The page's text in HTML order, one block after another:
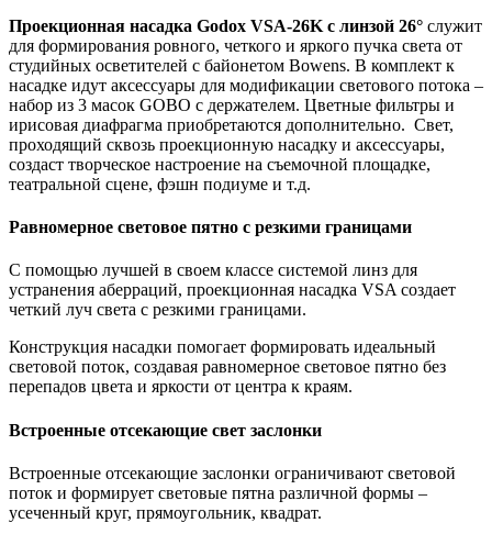
Проекционная насадка Godox VSA-26K с линзой 26° служит
для формирования ровного, четкого и яркого пучка света от
студийных осветителей с байонетом Bowens. В комплект к
насадке идут аксессуары для модификации светового потока –
набор из 3 масок GOBO с держателем. Цветные фильтры и
ирисовая диафрагма приобретаются дополнительно. Свет,
проходящий сквозь проекционную насадку и аксессуары,
создаст творческое настроение на съемочной площадке,
театральной сцене, фэшн подиуме и т.д.
Равномерное световое пятно с резкими границами
С помощью лучшей в своем классе системой линз для
устранения аберраций, проекционная насадка VSA создает
четкий луч света с резкими границами.
Конструкция насадки помогает формировать идеальный
световой поток, создавая равномерное световое пятно без
перепадов цвета и яркости от центра к краям.
Встроенные отсекающие свет заслонки
Встроенные отсекающие заслонки ограничивают световой
поток и формирует световые пятна различной формы –
усеченный круг, прямоугольник, квадрат.